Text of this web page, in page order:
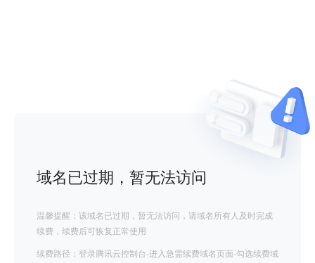
域名已过期，暂无法访问
温馨提醒：该域名已过期，暂无法访问，请域名所有人及时完成
续费，续费后可恢复正常使用
续费路径：登录腾讯云控制台-进入急需续费域名页面-勾选续费域